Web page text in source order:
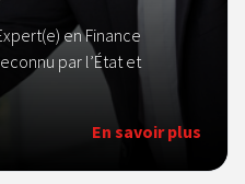
en Finance
par l’État et
En savoir plus